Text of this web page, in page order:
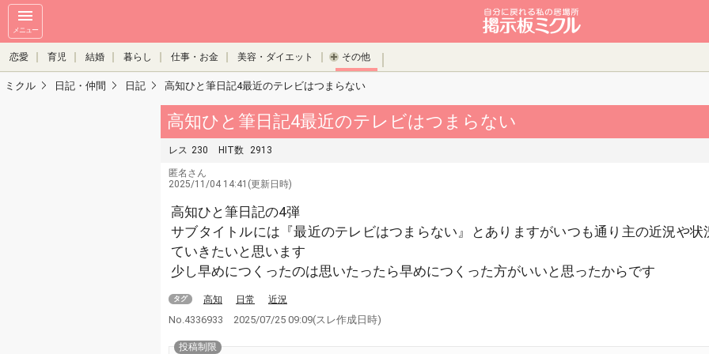
メニュー
恋愛 育児 結婚 暮らし 仕事・お金 美容・ダイエット その他
ミクル 日記・仲間 日記 高知ひと筆日記4最近のテレビはつまらない
高知ひと筆日記4最近のテレビはつまらない
レス 230 HIT数 2913
匿名さん
2025/11/04 14:41(更新日時)
高知ひと筆日記の4弾
サブタイトルには『最近のテレビはつまらない』とありますがいつも通り主の近況や状
ていきたいと思います
少し早めにつくったのは思いたったら早めにつくった方がいいと思ったからです
タグ 高知 日常 近況
No.4336933 2025/07/25 09:09(スレ作成日時)
投稿制限